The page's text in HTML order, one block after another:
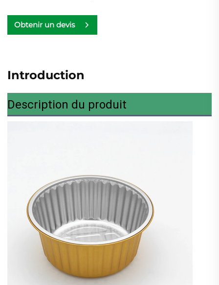
Obtenir un devis
Introduction
Description du produit